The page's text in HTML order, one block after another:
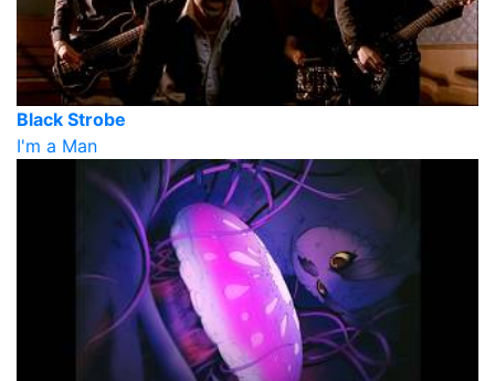
Black Strobe
I'm a Man